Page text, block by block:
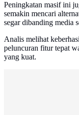
Peningkatan masif ini
semakin mencari
segar dibanding media
Analis melihat
peluncuran fitur tepat
yang kuat.